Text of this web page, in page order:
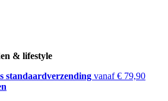
& lifestyle
standaardverzending vanaf € 79,90